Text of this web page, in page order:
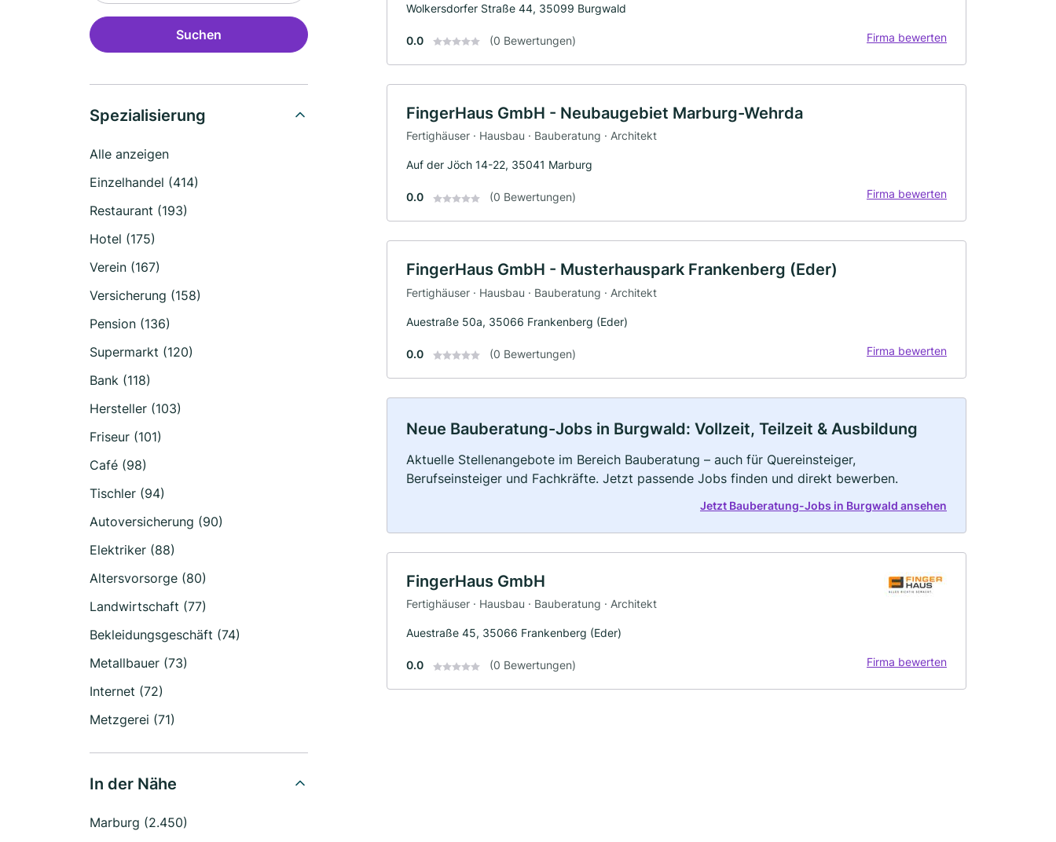
Suchen
Spezialisierung
Alle anzeigen
Einzelhandel (414)
Restaurant (193)
Hotel (175)
Verein (167)
Versicherung (158)
Pension (136)
Supermarkt (120)
Bank (118)
Hersteller (103)
Friseur (101)
Café (98)
Tischler (94)
Autoversicherung (90)
Elektriker (88)
Altersvorsorge (80)
Landwirtschaft (77)
Bekleidungsgeschäft (74)
Metallbauer (73)
Internet (72)
Metzgerei (71)
In der Nähe
Marburg (2.450)
Wolkersdorfer Straße 44, 35099 Burgwald
0.0 (0 Bewertungen) Firma bewerten
FingerHaus GmbH - Neubaugebiet Marburg-Wehrda
Fertighäuser · Hausbau · Bauberatung · Architekt
Auf der Jöch 14-22, 35041 Marburg
0.0 (0 Bewertungen) Firma bewerten
FingerHaus GmbH - Musterhauspark Frankenberg (Eder)
Fertighäuser · Hausbau · Bauberatung · Architekt
Auestraße 50a, 35066 Frankenberg (Eder)
0.0 (0 Bewertungen) Firma bewerten
Neue Bauberatung-Jobs in Burgwald: Vollzeit, Teilzeit & Ausbildung
Aktuelle Stellenangebote im Bereich Bauberatung – auch für Quereinsteiger,
Berufseinsteiger und Fachkräfte. Jetzt passende Jobs finden und direkt bewerben.
Jetzt Bauberatung-Jobs in Burgwald ansehen
FingerHaus GmbH
Fertighäuser · Hausbau · Bauberatung · Architekt
Auestraße 45, 35066 Frankenberg (Eder)
0.0 (0 Bewertungen) Firma bewerten